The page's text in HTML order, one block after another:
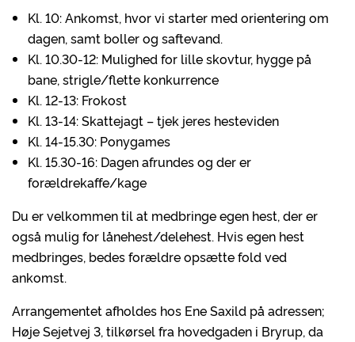
Kl. 10: Ankomst, hvor vi starter med orientering om
dagen, samt boller og saftevand.
Kl. 10.30-12: Mulighed for lille skovtur, hygge på
bane, strigle/flette konkurrence
Kl. 12-13: Frokost
Kl. 13-14: Skattejagt – tjek jeres hesteviden
Kl. 14-15.30: Ponygames
Kl. 15.30-16: Dagen afrundes og der er
forældrekaffe/kage
Du er velkommen til at medbringe egen hest, der er
også mulig for lånehest/delehest. Hvis egen hest
medbringes, bedes forældre opsætte fold ved
ankomst.
Arrangementet afholdes hos Ene Saxild på adressen;
Høje Sejetvej 3, tilkørsel fra hovedgaden i Bryrup, da